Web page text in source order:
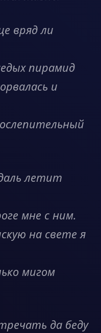
вряд ли
пирамид
и
летит
мне с ним.
на свете я
мигом
да беду